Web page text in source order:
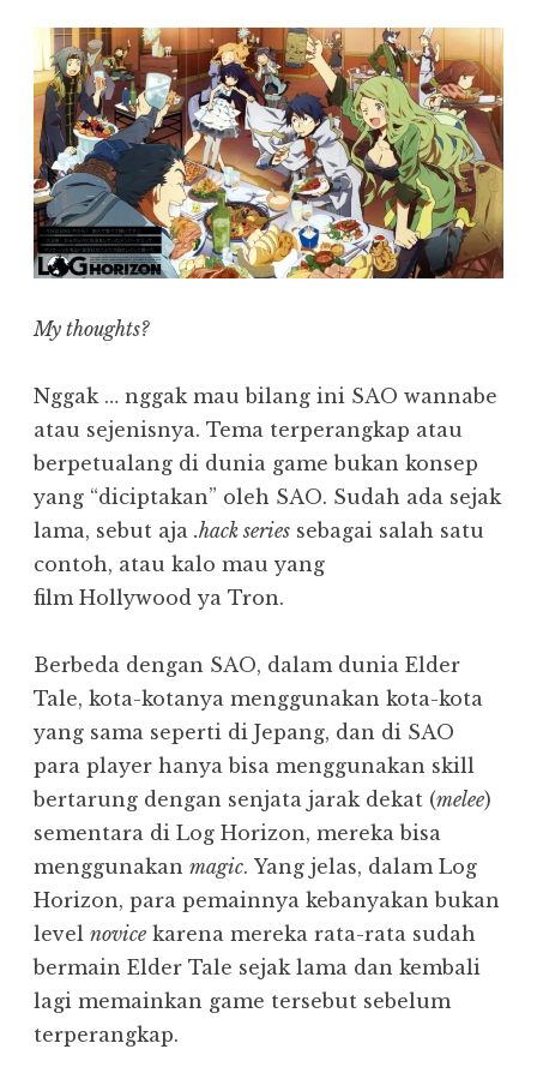
My thoughts?
Nggak … nggak mau bilang ini SAO wannabe
atau sejenisnya. Tema terperangkap atau
berpetualang di dunia game bukan konsep
yang “diciptakan” oleh SAO. Sudah ada sejak
lama, sebut aja .hack series sebagai salah satu
contoh, atau kalo mau yang
film Hollywood ya Tron.
Berbeda dengan SAO, dalam dunia Elder
Tale, kota-kotanya menggunakan kota-kota
yang sama seperti di Jepang, dan di SAO
para player hanya bisa menggunakan skill
bertarung dengan senjata jarak dekat (melee)
sementara di Log Horizon, mereka bisa
menggunakan magic. Yang jelas, dalam Log
Horizon, para pemainnya kebanyakan bukan
level novice karena mereka rata-rata sudah
bermain Elder Tale sejak lama dan kembali
lagi memainkan game tersebut sebelum
terperangkap.